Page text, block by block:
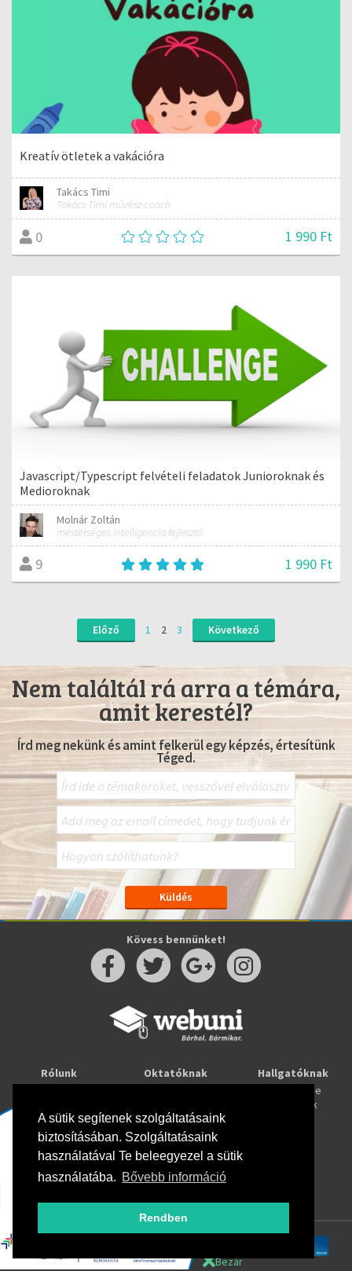
A sütik segítenek szolgáltatásaink
biztosításában. Szolgáltatásaink
használatával Te beleegyezel a sütik
használatába. Bővebb információ
Rendben
Kreatív ötletek a vakációra
Takács Timi
Takács Timi művész-coach
0 1 990 Ft
Javascript/Typescript felvételi feladatok Junioroknak és
Medioroknak
Molnár Zoltán
mesterséges intelligencia fejlesztő
9 1 990 Ft
Előző 1 2 3 Következő
Bezár
Nem találtál rá arra a témára,
amit kerestél?
Írd meg nekünk és amint felkerül egy képzés, értesítünk
Téged.
Kövess bennünket!
Rólunk
Oktatóknak
Webuni Stúdió
Hallgatóknak
Tanulj online
Képzések
Info
Adatkezelési tájékoztató
ÁSZF
Hirlevél adatkezelési tájékoztató
GYIK